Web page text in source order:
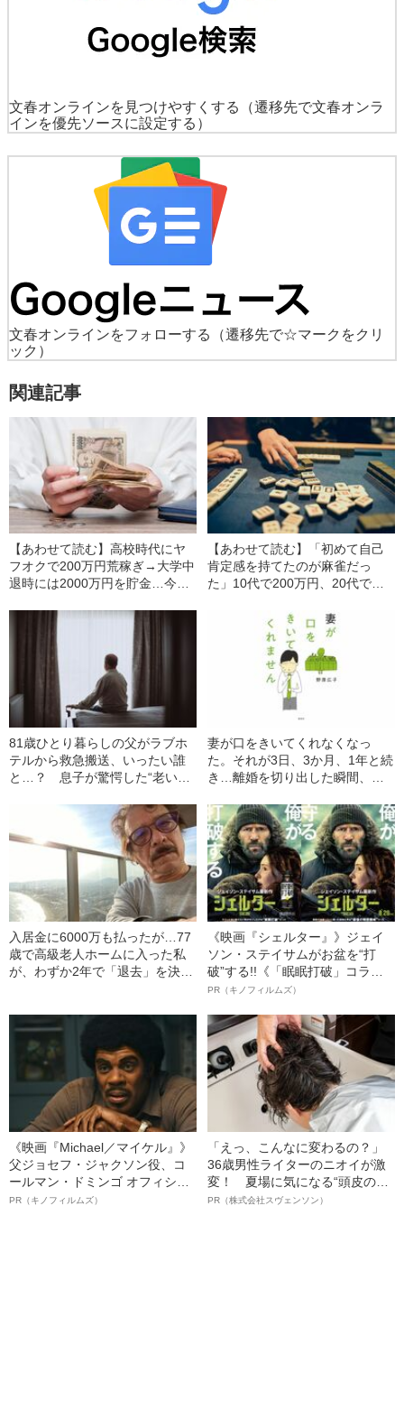
文春オンラインを見つけやすくする
（遷移先で文春オンラ
インを優先ソースに設定する）
文春オンラインをフォローする
（遷移先で☆マークをクリ
ック）
関連記事
【あわせて読む】高校時代にヤ
フオクで200万円荒稼ぎ→大学中
退時には2000万円を貯金…今ま
男性のスゴい稼ぎ方「同じ状況
にいたら誰でも稼げたと思いま
【あわせて読む】「初めて自己
肯定感を持てたのが麻雀だっ
た」10代で200万円、20代で
者」→今度は「麻雀で食ってい
く」と決めたワケ
81歳ひとり暮らしの父がラブホ
テルから救急搬送、いったい誰
と…？ 息子が驚愕した“老いた
妻が口をきいてくれなくなっ
た。それが3日、3か月、1年と続
き…離婚を切り出した瞬間、妻
入居金に6000万も払ったが…77
歳で高級老人ホームに入った私
が、わずか2年で「退去」を決意
《映画『シェルター』》ジェイ
ソン・ステイサムがお盆を“打
破”する!!《「眠眠打破」コラ
ボ》
PR（キノフィルムズ）
《映画『Michael／マイケル』》
父ジョセフ・ジャクソン役、コ
ールマン・ドミンゴ オフィシャ
ルインタビュー“観客を魅了した
PR（キノフィルムズ）
「えっ、こんなに変わるの？」
36歳男性ライターのニオイが激
変！ 夏場に気になる“頭皮のニ
オイ”や“ベタつき”を解消す
PR（株式会社スヴェンソン）